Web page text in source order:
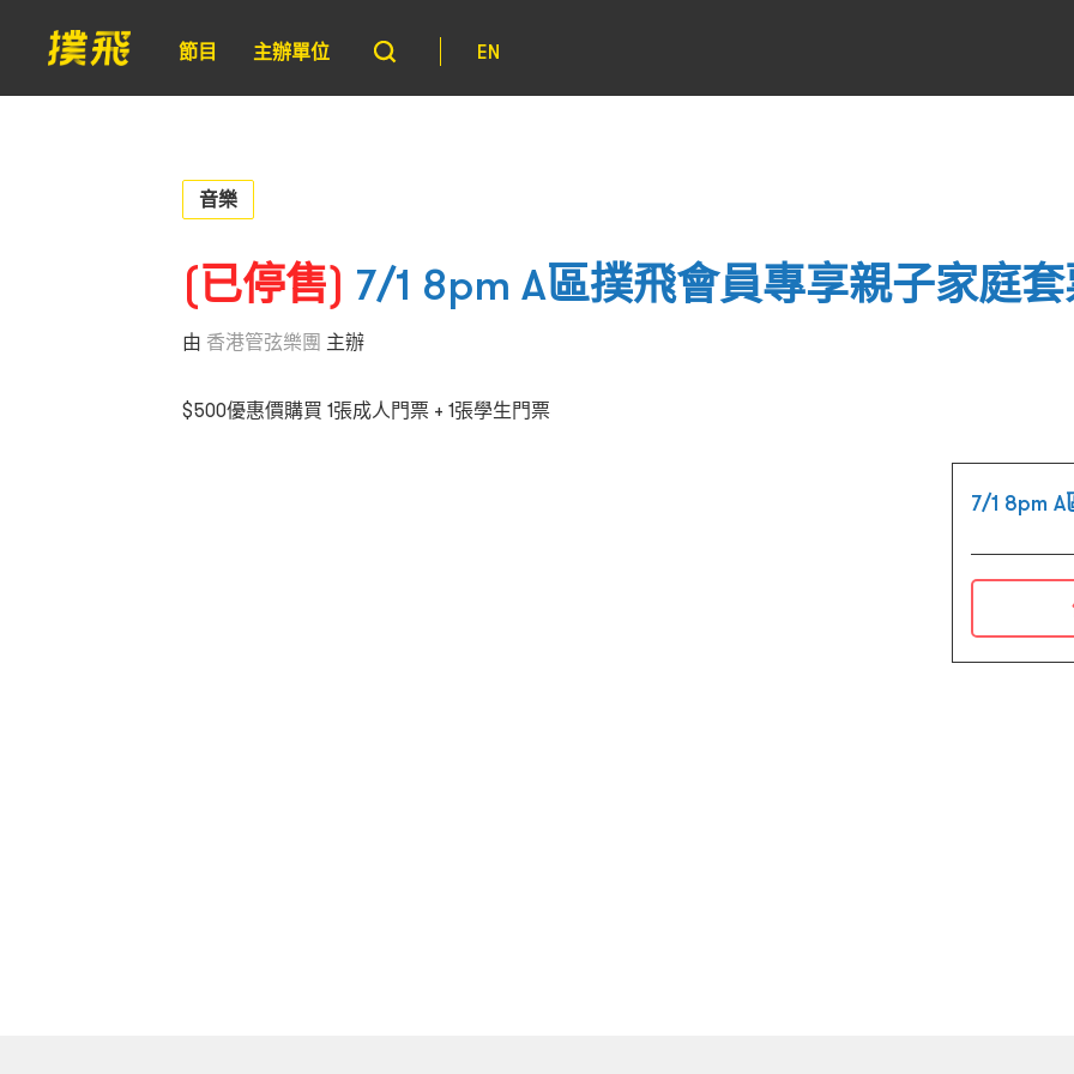
節目 主辦單位 EN
音樂
(已停售) 7/1 8pm A區撲飛會員專享親子家庭
由 香港管弦樂團 主辦
$500優惠價購買 1張成人門票 + 1張學生門票
7/1 8pm